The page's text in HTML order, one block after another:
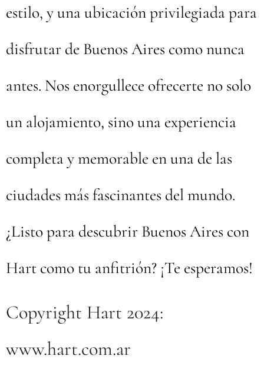
estilo, y una ubicación privilegiada para
disfrutar de Buenos Aires como nunca
antes. Nos enorgullece ofrecerte no solo
un alojamiento, sino una experiencia
completa y memorable en una de las
ciudades más fascinantes del mundo.
¿Listo para descubrir Buenos Aires con
Hart como tu anfitrión? ¡Te esperamos!
Copyright Hart 2024:
www.hart.com.ar